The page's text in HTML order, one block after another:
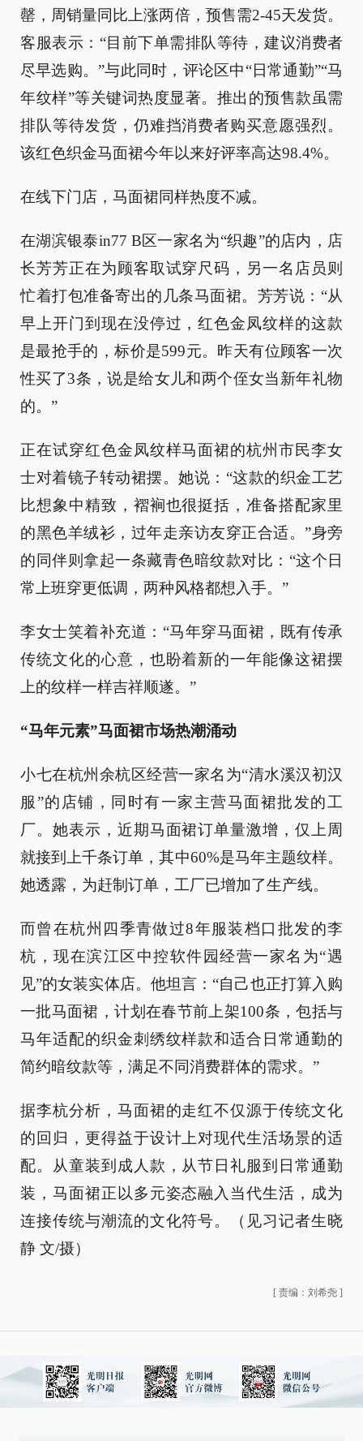
罄，周销量同比上涨两倍，预售需2-45天发货。
客服表示：“目前下单需排队等待，建议消费者
尽早选购。”与此同时，评论区中“日常通勤”“马
年纹样”等关键词热度显著。推出的预售款虽需
排队等待发货，仍难挡消费者购买意愿强烈。
该红色织金马面裙今年以来好评率高达98.4%。
在线下门店，马面裙同样热度不减。
在湖滨银泰in77 B区一家名为“织趣”的店内，店
长芳芳正在为顾客取试穿尺码，另一名店员则
忙着打包准备寄出的几条马面裙。芳芳说：“从
早上开门到现在没停过，红色金凤纹样的这款
是最抢手的，标价是599元。昨天有位顾客一次
性买了3条，说是给女儿和两个侄女当新年礼物
的。”
正在试穿红色金凤纹样马面裙的杭州市民李女
士对着镜子转动裙摆。她说：“这款的织金工艺
比想象中精致，褶裥也很挺括，准备搭配家里
的黑色羊绒衫，过年走亲访友穿正合适。”身旁
的同伴则拿起一条藏青色暗纹款对比：“这个日
常上班穿更低调，两种风格都想入手。”
李女士笑着补充道：“马年穿马面裙，既有传承
传统文化的心意，也盼着新的一年能像这裙摆
上的纹样一样吉祥顺遂。”
“马年元素”马面裙市场热潮涌动
小七在杭州余杭区经营一家名为“清水溪汉初汉
服”的店铺，同时有一家主营马面裙批发的工
厂。她表示，近期马面裙订单量激增，仅上周
就接到上千条订单，其中60%是马年主题纹样。
她透露，为赶制订单，工厂已增加了生产线。
而曾在杭州四季青做过8年服装档口批发的李
杭，现在滨江区中控软件园经营一家名为“遇
见”的女装实体店。他坦言：“自己也正打算入购
一批马面裙，计划在春节前上架100条，包括与
马年适配的织金刺绣纹样款和适合日常通勤的
简约暗纹款等，满足不同消费群体的需求。”
据李杭分析，马面裙的走红不仅源于传统文化
的回归，更得益于设计上对现代生活场景的适
配。从童装到成人款，从节日礼服到日常通勤
装，马面裙正以多元姿态融入当代生活，成为
连接传统与潮流的文化符号。（见习记者生晓
静 文/摄）
[ 责编：刘希尧 ]